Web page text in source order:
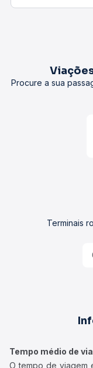
Procure a sua
Terminais
Tempo médio de
O tempo de viagem